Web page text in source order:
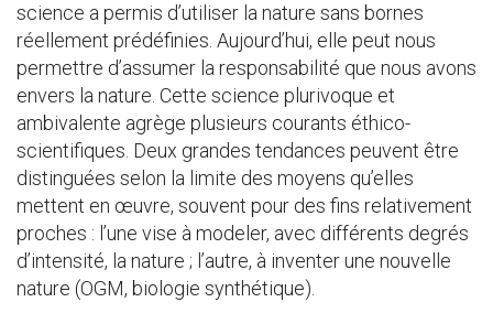
science a permis d’utiliser la nature sans bornes
réellement prédéfinies. Aujourd’hui, elle peut nous
permettre d’assumer la responsabilité que nous avons
envers la nature. Cette science plurivoque et
ambivalente agrège plusieurs courants éthico-
scientifiques. Deux grandes tendances peuvent être
distinguées selon la limite des moyens qu’elles
mettent en œuvre, souvent pour des fins relativement
proches : l’une vise à modeler, avec différents degrés
d’intensité, la nature ; l’autre, à inventer une nouvelle
nature (OGM, biologie synthétique).